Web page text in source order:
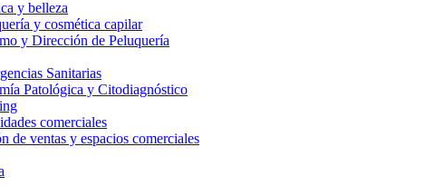
y belleza
y cosmética capilar
y Dirección de Peluquería
Sanitarias
Patológica y Citodiagnóstico
comerciales
de ventas y espacios comerciales